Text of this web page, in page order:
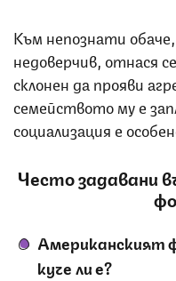
Към непознати
недоверчив, отнася
склонен да прояви
семейството му е
социализация е
Често задавани
Американският
куче ли е?